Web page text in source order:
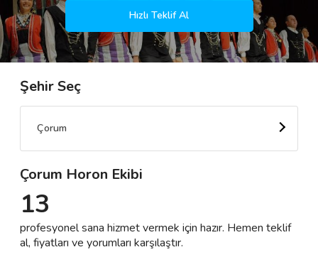
Kategoriler
🎈 Biz Kimiz?
🌟 Müşteri Değerlendirmeleri
Destek
İletişim
Hızlı Teklif Al
Şehir Seç
Çorum
Çorum Horon Ekibi
13
profesyonel sana hizmet vermek için hazır. Hemen teklif
al, fiyatları ve yorumları karşılaştır.